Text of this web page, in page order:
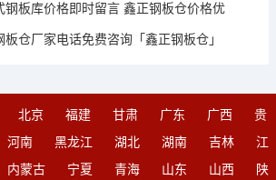
钢板库价格即时留言 鑫正钢板仓价格优
板仓厂家电话免费咨询「鑫正钢板仓」
北京 福建 甘肃 广东 广西
贵
河南 黑龙江 湖北 湖南 吉林
江
内蒙古 宁夏 青海 山东 山西 陕